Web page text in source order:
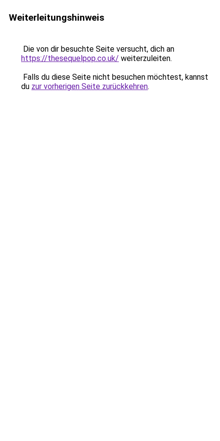
Weiterleitungshinweis
Die von dir besuchte Seite versucht, dich an
https://thesequelpop.co.uk/ weiterzuleiten.
Falls du diese Seite nicht besuchen möchtest, kannst
du zur vorherigen Seite zurückkehren.